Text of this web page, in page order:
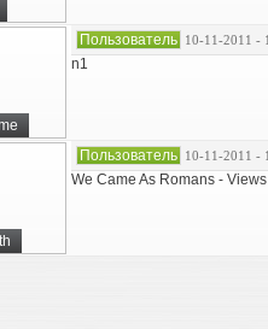
Пользователь 10-11-2011 -
n1
Пользователь 10-11-2011 -
We Came As Romans -